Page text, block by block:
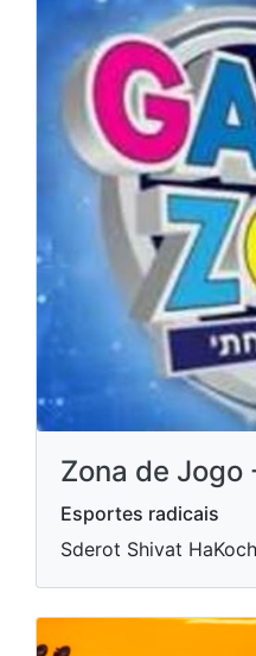
Zona de Jogo
Esportes radicais
Sderot Shivat